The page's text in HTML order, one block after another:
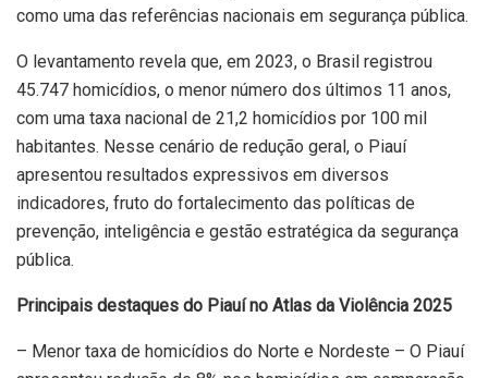
como uma das referências nacionais em segurança pública.
O levantamento revela que, em 2023, o Brasil registrou
45.747 homicídios, o menor número dos últimos 11 anos,
com uma taxa nacional de 21,2 homicídios por 100 mil
habitantes. Nesse cenário de redução geral, o Piauí
apresentou resultados expressivos em diversos
indicadores, fruto do fortalecimento das políticas de
prevenção, inteligência e gestão estratégica da segurança
pública.
Principais destaques do Piauí no Atlas da Violência 2025
– Menor taxa de homicídios do Norte e Nordeste – O Piauí